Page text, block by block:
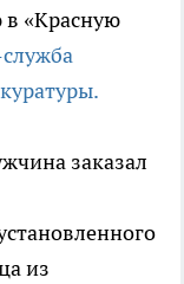
«Красную
заказал
из